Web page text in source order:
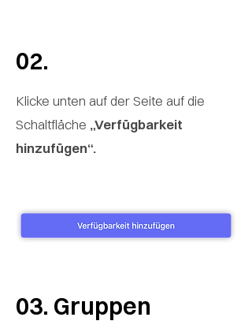
02.
Klicke unten auf der Seite auf die
Schaltfläche „Verfügbarkeit
hinzufügen“.
03. Gruppen